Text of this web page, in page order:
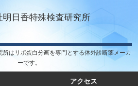
明日香特殊検査研究所
はリポ蛋白分画を専門とする体外診断薬メーカ
ーです。
アクセス